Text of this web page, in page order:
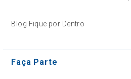
Blog Fique por Dentro
Faça Parte